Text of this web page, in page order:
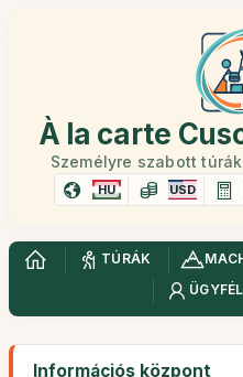
À la carte
Személyre szabott
HU USD
TÚRÁK
Információs központ